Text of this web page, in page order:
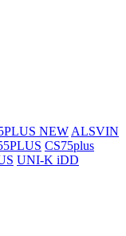
NEW ALSVIN
CS75plus
UNI-K iDD